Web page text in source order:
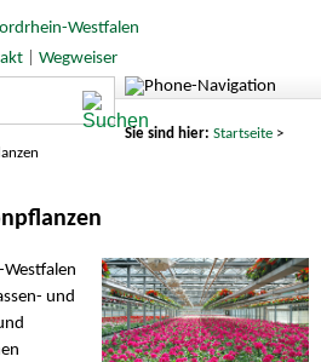
| Wegweiser
Sie sind hier: Startseite>
und